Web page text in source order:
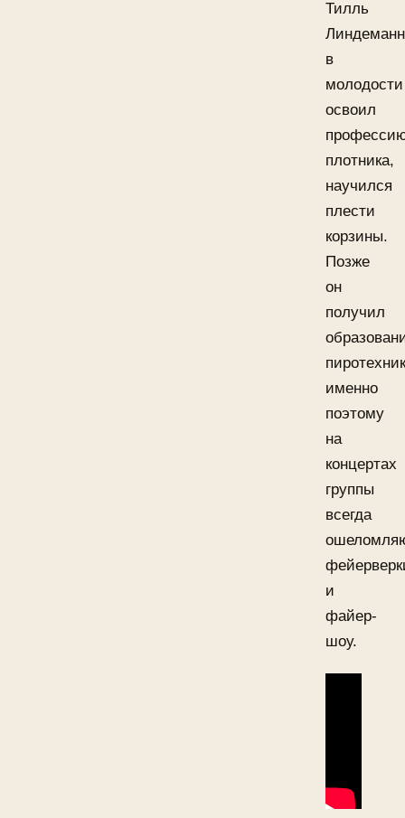
Тилль
Линдеманн
в
молодости
освоил
плотника,
научился
плести
корзины.
Позже
он
получил
именно
поэтому
на
концертах
группы
всегда
и
файер-
шоу.